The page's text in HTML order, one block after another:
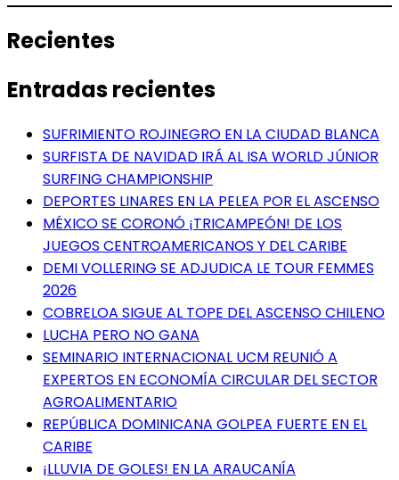
Recientes
Entradas recientes
SUFRIMIENTO ROJINEGRO EN LA CIUDAD BLANCA
SURFISTA DE NAVIDAD IRÁ AL ISA WORLD JÚNIOR
SURFING CHAMPIONSHIP
DEPORTES LINARES EN LA PELEA POR EL ASCENSO
MÉXICO SE CORONÓ ¡TRICAMPEÓN! DE LOS
JUEGOS CENTROAMERICANOS Y DEL CARIBE
DEMI VOLLERING SE ADJUDICA LE TOUR FEMMES
2026
COBRELOA SIGUE AL TOPE DEL ASCENSO CHILENO
LUCHA PERO NO GANA
SEMINARIO INTERNACIONAL UCM REUNIÓ A
EXPERTOS EN ECONOMÍA CIRCULAR DEL SECTOR
AGROALIMENTARIO
REPÚBLICA DOMINICANA GOLPEA FUERTE EN EL
CARIBE
¡LLUVIA DE GOLES! EN LA ARAUCANÍA